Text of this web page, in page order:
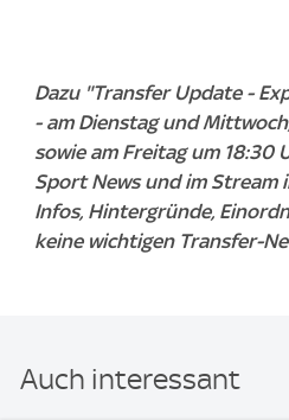
Dazu "Transfer Update -
- am Dienstag und
sowie am Freitag um 18:30
Sport News und im Stream
Infos, Hintergründe,
keine wichtigen Transfer-
Auch interessant